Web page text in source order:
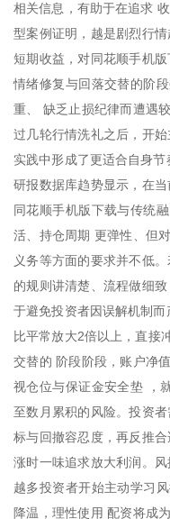
相关信息，有助于在追求
型案例证明，越是剧烈行
短期收益，对同花顺手机
情绪修复与回落交替的阶
重、 缺乏止损纪律而遭遇
过几轮行情洗礼之后，开
实践中形成了更适合自身
研报数据库趋势显示，在
同花顺手机版下载与传统
活、持仓周期 更弹性、但
义务等方面的要求并不低
的规则讲清楚、流程做细
于避免投资者因误解机制
比平常放大2倍以上，直接
交替的 阶段阶段，账户净
视仓位与保证金安全垫 ，
至数月累积的风险。投资
标与回撤容忍度，再反推
涨时一味追求放大利润。
越多投资者开始主动学习
降温，理性使用 配资将成